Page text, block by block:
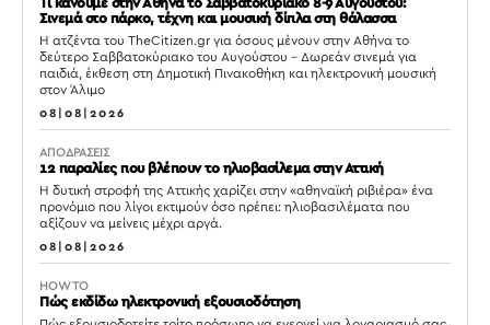
Τι κάνουμε στην Αθήνα το Σαββατοκύριακο 8-9 Αυγούστου:
Σινεμά στο πάρκο, τέχνη και μουσική δίπλα στη θάλασσα
Η ατζέντα του TheCitizen.gr για όσους μένουν στην Αθήνα το
δεύτερο Σαββατοκύριακο του Αυγούστου – Δωρεάν σινεμά για
παιδιά, έκθεση στη Δημοτική Πινακοθήκη και ηλεκτρονική μουσική
στον Άλιμο
08|08|2026
ΑΠΟΔΡΑΣΕΙΣ
12 παραλίες που βλέπουν το ηλιοβασίλεμα στην Αττική
Η δυτική στροφή της Αττικής χαρίζει στην «αθηναϊκή ριβιέρα» ένα
προνόμιο που λίγοι εκτιμούν όσο πρέπει: ηλιοβασιλέματα που
αξίζουν να μείνεις μέχρι αργά.
08|08|2026
HOW TO
Πώς εκδίδω ηλεκτρονική εξουσιοδότηση